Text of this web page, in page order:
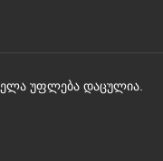
უფლება დაცულია.